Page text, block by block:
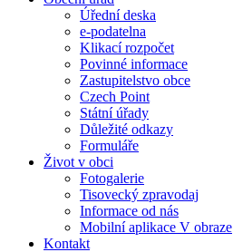
Úřední deska
e-podatelna
Klikací rozpočet
Povinné informace
Zastupitelstvo obce
Czech Point
Státní úřady
Důležité odkazy
Formuláře
Život v obci
Fotogalerie
Tisovecký zpravodaj
Informace od nás
Mobilní aplikace V obraze
Kontakt